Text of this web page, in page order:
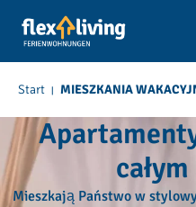
treści
Start | MIESZKANIA
całym
Mieszkają Państwo w